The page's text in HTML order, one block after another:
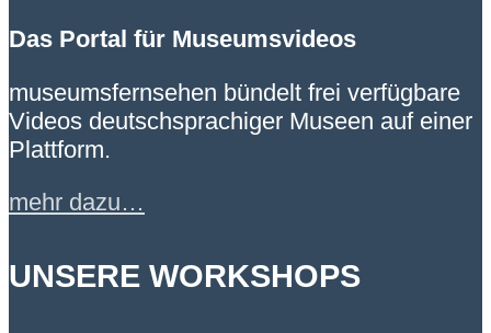
Das Portal für Museumsvideos
museumsfernsehen bündelt frei verfügbare
Videos deutschsprachiger Museen auf einer
Plattform.
mehr dazu…
UNSERE WORKSHOPS